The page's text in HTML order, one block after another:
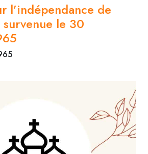
l’indépendance de
survenue le 30